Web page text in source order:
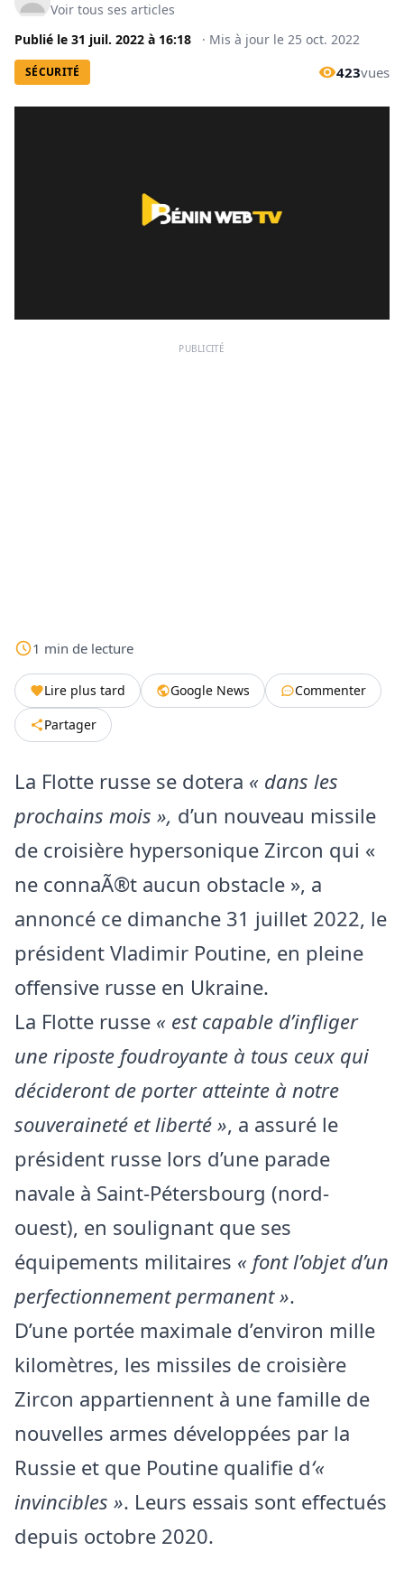
Voir tous ses articles
Publié le 31 juil. 2022 à 16:18 · Mis à jour le 25 oct. 2022
SÉCURITÉ 423vues
PUBLICITÉ
1 min de lecture
Lire plus tard Google News
Commenter
Partager
La Flotte russe se dotera « dans les
prochains mois », d’un nouveau missile
de croisière hypersonique Zircon qui «
ne connaÃ®t aucun obstacle », a
annoncé ce dimanche 31 juillet 2022, le
président Vladimir Poutine, en pleine
offensive russe en Ukraine.
La Flotte russe « est capable d’infliger
une riposte foudroyante à tous ceux qui
décideront de porter atteinte à notre
souveraineté et liberté », a assuré le
président russe lors d’une parade
navale à Saint-Pétersbourg (nord-
ouest), en soulignant que ses
équipements militaires « font l’objet d’un
perfectionnement permanent ».
D’une portée maximale d’environ mille
kilomètres, les missiles de croisière
Zircon appartiennent à une famille de
nouvelles armes développées par la
Russie et que Poutine qualifie d‘«
invincibles ». Leurs essais sont effectués
depuis octobre 2020.